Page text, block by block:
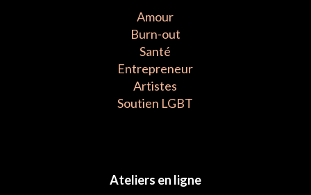
Amour
Burn-out
Santé
Entrepreneur
Artistes
Soutien LGBT
Ateliers en ligne